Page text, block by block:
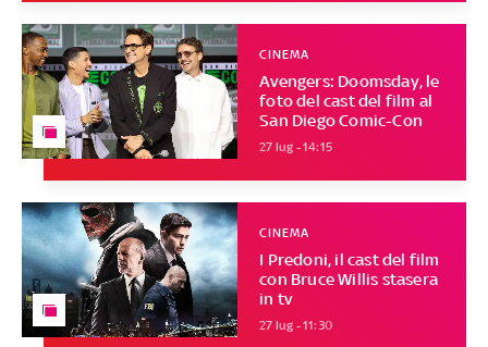
Avengers: Doomsday, le
foto del cast del film al
San Diego Comic-Con
CINEMA
27 lug - 14:15
I Predoni, il cast del film
con Bruce Willis stasera
in tv
CINEMA
27 lug - 11:30